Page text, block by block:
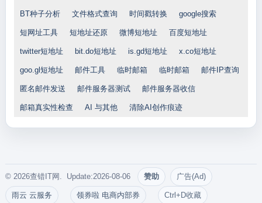
BT种子分析 文件格式查询 时间戳转换 google搜索
短网址工具 短地址还原 微博短地址 百度短地址
twitter短地址 bit.do短地址 is.gd短地址 x.co短地址
goo.gl短地址 邮件工具 临时邮箱 临时邮箱 邮件IP查询
匿名邮件发送 邮件服务器测试 邮件服务器收信
邮箱真实性检查 AI 与其他 清除AI创作痕迹
© 2026查错IT网. Update:2026-08-06 赞助 广告(Ad)
雨云 云服务 领券啦 电商内部券 Ctrl+D收藏